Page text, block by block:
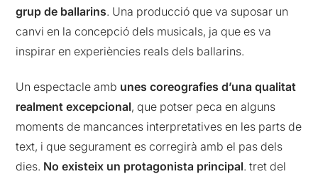
grup de ballarins. Una producció que va suposar un
canvi en la concepció dels musicals, ja que es va
inspirar en experiències reals dels ballarins.
Un espectacle amb unes coreografies d’una qualitat
realment excepcional, que potser peca en alguns
moments de mancances interpretatives en les parts de
text, i que segurament es corregirà amb el pas dels
dies. No existeix un protagonista principal. tret del